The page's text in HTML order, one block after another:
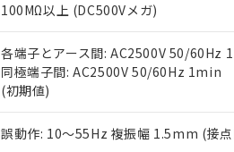
100MΩ以上 (DC500Vメガ)
各端子とアース間: AC2500V 50/60Hz
同極端子間: AC2500V 50/60Hz 1min
(初期値)
誤動作: 10～55Hz 複振幅 1.5mm (接
さい。
※当社の共同利用者とは、"個
いる法人を指します。
下記の非含有証明書をダウンロード
EU RoHS指令（10物質）の非含有
51物質の非含有証明書（当社基準）
※本証明書は発行日時点で非含有を
また、RoHS指令のフタル酸エス
混在することから備考欄に対応日を